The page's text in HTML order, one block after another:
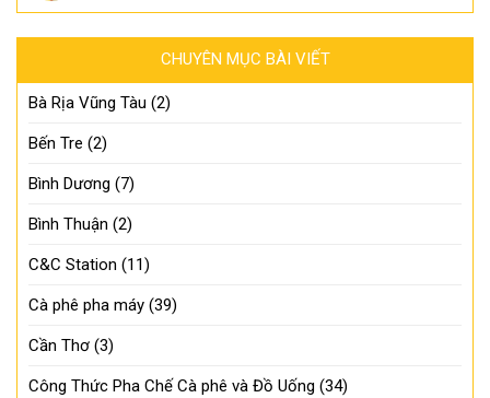
CHUYÊN MỤC BÀI VIẾT
Bà Rịa Vũng Tàu (2)
Bến Tre (2)
Bình Dương (7)
Bình Thuận (2)
C&C Station (11)
Cà phê pha máy (39)
Cần Thơ (3)
Công Thức Pha Chế Cà phê và Đồ Uống (34)